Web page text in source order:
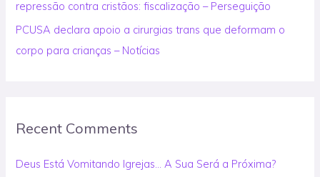
repressão contra cristãos: fiscalização – Perseguição
PCUSA declara apoio a cirurgias trans que deformam o
corpo para crianças – Notícias
Recent Comments
Deus Está Vomitando Igrejas… A Sua Será a Próxima?